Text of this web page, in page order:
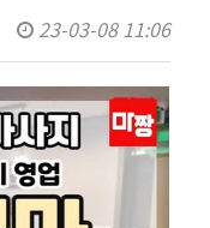
23-03-08 11:06